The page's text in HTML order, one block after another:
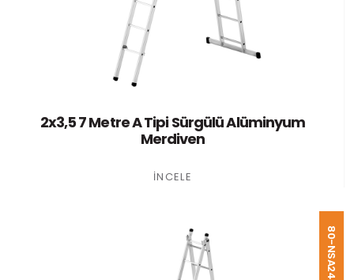
2x3,5 7 Metre A Tipi Sürgülü Alüminyum
Merdiven
İNCELE
80-NSA240